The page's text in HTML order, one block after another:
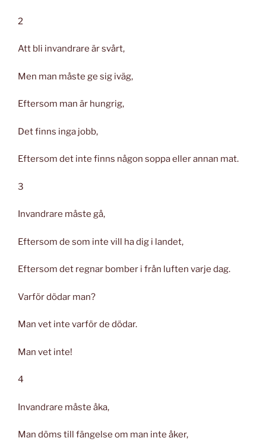
2
Att bli invandrare är svårt,
Men man måste ge sig iväg,
Eftersom man är hungrig,
Det finns inga jobb,
Eftersom det inte finns någon soppa eller annan mat.
3
Invandrare måste gå,
Eftersom de som inte vill ha dig i landet,
Eftersom det regnar bomber i från luften varje dag.
Varför dödar man?
Man vet inte varför de dödar.
Man vet inte!
4
Invandrare måste åka,
Man döms till fängelse om man inte åker,